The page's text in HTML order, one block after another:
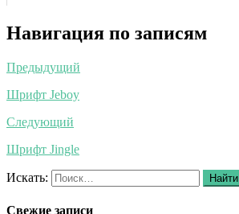
Навигация по записям
Предыдущий
Шрифт Jeboy
Следующий
Шрифт Jingle
Искать: Найти
Свежие записи